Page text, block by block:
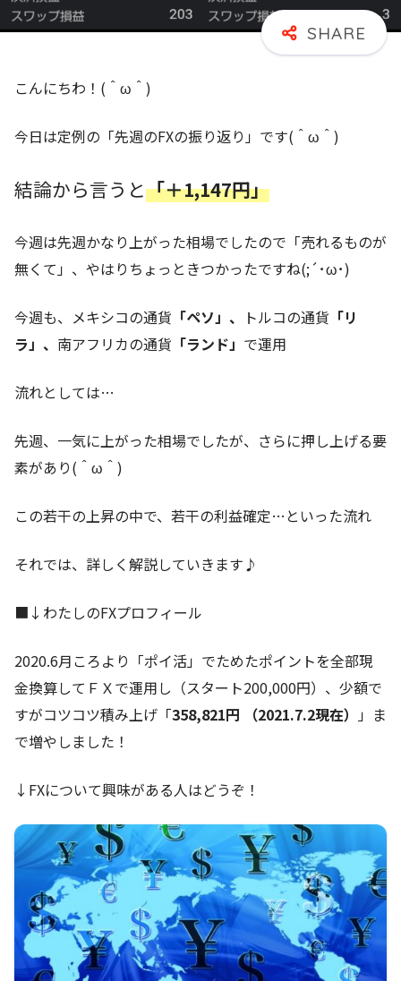
こんにちわ！(＾ω＾)
今日は定例の「先週のFXの振り返り」です(＾ω＾)
結論から言うと「＋1,147円」
今週は先週かなり上がった相場でしたので「売れるものが
無くて」、やはりちょっときつかったですね(;´･ω･)
今週も、メキシコの通貨 「ペソ」、 トルコの通貨 「リ
ラ」、 南アフリカの通貨 「ランド」 で運用
流れとしては…
先週、一気に上がった相場でしたが、さらに押し上げる要
素があり(＾ω＾)
この若干の上昇の中で、若干の利益確定…といった流れ
それでは、詳しく解説していきます♪
■↓わたしのFXプロフィール
2020.6月ころより「ポイ活」でためたポイントを全部現
金換算してＦＸで運用し（スタート200,000円）、少額で
すがコツコツ積み上げ「358,821円 （2021.7.2現在）
」ま
で増やしました！
↓FXについて興味がある人はどうぞ！